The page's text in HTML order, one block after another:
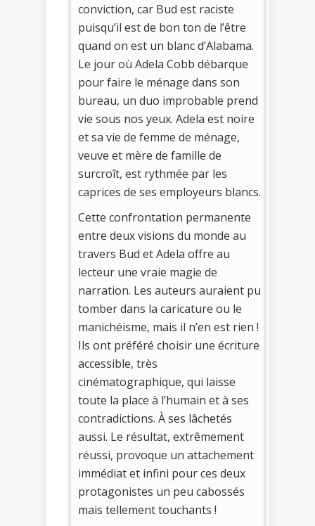
conviction, car Bud est raciste
puisqu’il est de bon ton de l’être
quand on est un blanc d’Alabama.
Le jour où Adela Cobb débarque
pour faire le ménage dans son
bureau, un duo improbable prend
vie sous nos yeux. Adela est noire
et sa vie de femme de ménage,
veuve et mère de famille de
surcroît, est rythmée par les
caprices de ses employeurs blancs.
Cette confrontation permanente
entre deux visions du monde au
travers Bud et Adela offre au
lecteur une vraie magie de
narration. Les auteurs auraient pu
tomber dans la caricature ou le
manichéisme, mais il n’en est rien !
Ils ont préféré choisir une écriture
accessible, très
cinématographique, qui laisse
toute la place à l’humain et à ses
contradictions. À ses lâchetés
aussi. Le résultat, extrêmement
réussi, provoque un attachement
immédiat et infini pour ces deux
protagonistes un peu cabossés
mais tellement touchants !